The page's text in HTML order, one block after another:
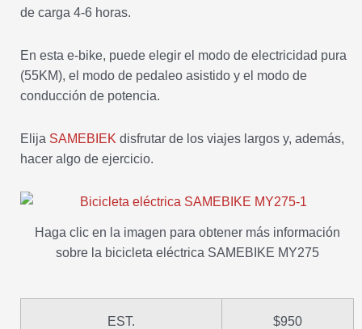
de carga 4-6 horas.
En esta e-bike, puede elegir el modo de electricidad pura
(55KM), el modo de pedaleo asistido y el modo de
conducción de potencia.
Elija SAMEBIEK disfrutar de los viajes largos y, además,
hacer algo de ejercicio.
Haga clic en la imagen para obtener más información
sobre la bicicleta eléctrica SAMEBIKE MY275
EST. $950